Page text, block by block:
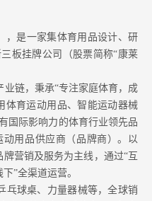
，是一家集体育用品设计、研
板挂牌公司（股票简称“康莱
链，秉承“专注家庭体育，成
体育运动用品、智能运动器械
国际影响力的体育行业领先品
用品供应商（品牌商）。以
营销及服务为主线，通过“互
”全渠道运营。
乓球桌、力量器械等，全球销